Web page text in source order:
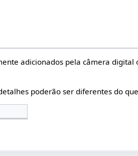
adicionados pela câmera digital
poderão ser diferentes do